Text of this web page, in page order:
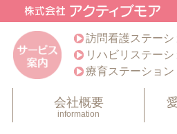
訪問看護ステー
リハビリステー
療育ステーション
会社概要
information